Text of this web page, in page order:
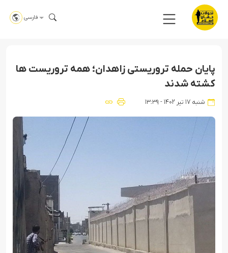
فارسی
پایان حمله تروریستی زاهدان؛ همه تروریست ها
کشته شدند
شنبه ۱۷ تیر ۱۴۰۲ - ۱۳:۳۹